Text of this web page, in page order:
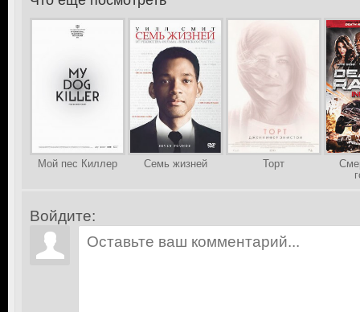
Мой пес Киллер Семь жизней Торт
Войдите: